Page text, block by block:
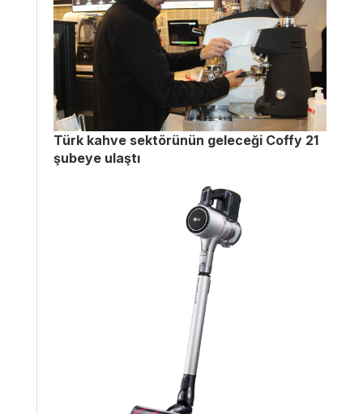
Türk kahve sektörünün geleceği Coffy 21
şubeye ulaştı